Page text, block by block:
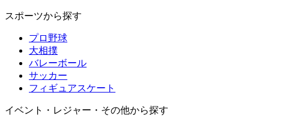
スポーツから探す
プロ野球
大相撲
バレーボール
サッカー
フィギュアスケート
イベント・レジャー・その他から探す